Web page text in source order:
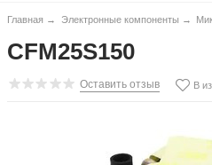
Главная → Электронные компоненты →
CFM25S150
Оставить отзыв В